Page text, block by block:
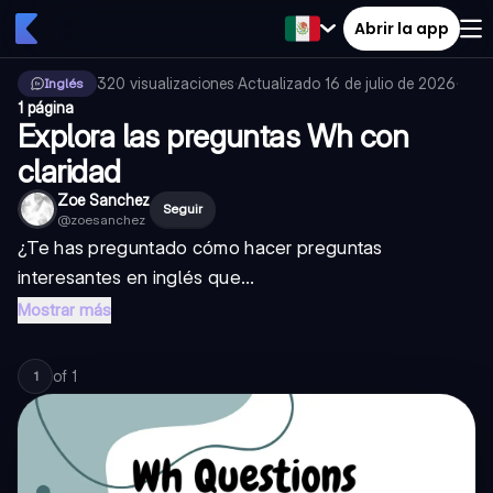
Abrir la app
Inglés 320 visualizaciones·Actualizado 16 de julio de 2026·
1 página
Explora las preguntas Wh con
claridad
Zoe Sanchez
@zoesanchez
Seguir
¿Te has preguntado cómo hacer preguntas
interesantes en inglés que...
Mostrar más
1 of 1